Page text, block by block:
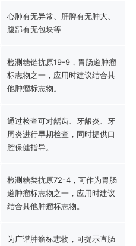
心肺有无异常、肝脾有无肿大、
腹部有无包块等
检测糖链抗原19-9，胃肠道肿瘤
标志物之一，应用时建议结合其
他肿瘤标志物。
通过检查可对龋齿、牙龈炎、牙
周炎进行早期检查，同时提供口
腔保健指导。
检测糖类抗原72-4，可作为胃肠
道肿瘤标志物之一，应用时建议
结合其他肿瘤标志物。
为广谱肿瘤标志物，可提示直肠